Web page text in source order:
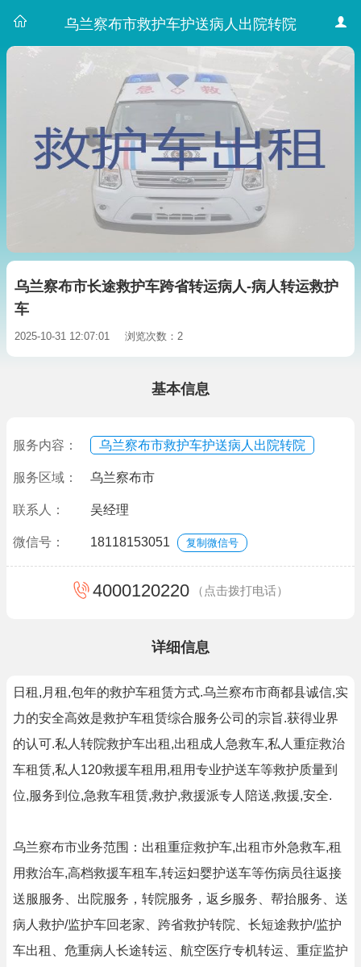
乌兰察布市救护车护送病人出院转院
乌兰察布市长途救护车跨省转运病人-病人转运救护
车
2025-10-31 12:07:01 浏览次数：2
基本信息
服务内容： 乌兰察布市救护车护送病人出院转院
服务区域： 乌兰察布市
联系人： 吴经理
微信号： 18118153051 复制微信号
4000120220 （点击拨打电话）
详细信息
日租,月租,包年的救护车租赁方式.乌兰察布市商都县诚信,实
力的安全高效是救护车租赁综合服务公司的宗旨.获得业界
的认可.私人转院救护车出租,出租成人急救车,私人重症救治
车租赁,私人120救援车租用,租用专业护送车等救护质量到
位,服务到位,急救车租赁,救护,救援派专人陪送,救援,安全.
乌兰察布市业务范围：出租重症救护车,出租市外急救车,租
用救治车,高档救援车租车,转运妇婴护送车等伤病员往返接
送服服务、出院服务，转院服务，返乡服务、帮抬服务、送
病人救护/监护车回老家、跨省救护转院、长短途救护/监护
车出租、危重病人长途转运、航空医疗专机转运、重症监护